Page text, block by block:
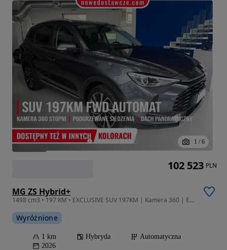
1 / 6
MG ZS Hybrid+
1498 cm3 • 197 KM • EXCLUSIVE SUV 197KM | Kamera 360 | Ekran 12,3" | Dach Otwierany
Wyróżnione
1 km Hybryda
Automatyczna
2026
102 523 PLN